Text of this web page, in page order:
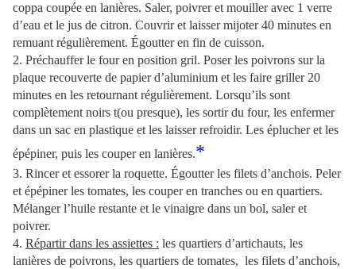
coppa coupée en lanières. Saler, poivrer et mouiller avec 1 verre
d’eau et le jus de citron. Couvrir et laisser mijoter 40 minutes en
remuant régulièrement. Égoutter en fin de cuisson.
2. Préchauffer le four en position gril. Poser les poivrons sur la
plaque recouverte de papier d’aluminium et les faire griller 20
minutes en les retournant régulièrement. Lorsqu’ils sont
complètement noirs t(ou presque), les sortir du four, les enfermer
dans un sac en plastique et les laisser refroidir. Les éplucher et les
épépiner, puis les couper en lanières.*
3. Rincer et essorer la roquette. Égoutter les filets d’anchois. Peler
et épépiner les tomates, les couper en tranches ou en quartiers.
Mélanger l’huile restante et le vinaigre dans un bol, saler et
poivrer.
4. Répartir dans les assiettes : les quartiers d’artichauts, les
lanières de poivrons, les quartiers de tomates, les filets d’anchois,